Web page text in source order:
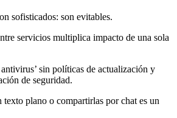
sofisticados: son evitables.
servicios multiplica impacto de una sola
sin políticas de actualización y
de seguridad.
texto plano o compartirlas por chat es un